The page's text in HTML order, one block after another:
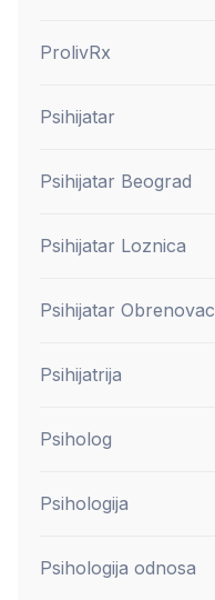
ProlivRx
Psihijatar
Psihijatar Beograd
Psihijatar Loznica
Psihijatar Obrenovac
Psihijatrija
Psiholog
Psihologija
Psihologija odnosa